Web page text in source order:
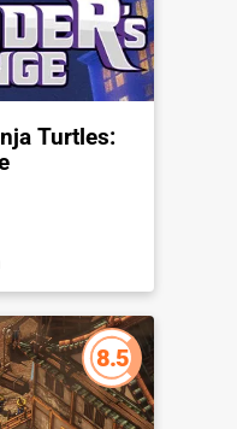
Turtles:
8.5